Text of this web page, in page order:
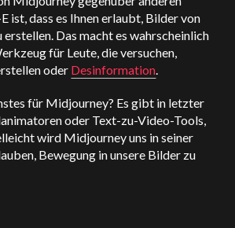
ist, dass es Ihnen erlaubt, Bilder von
erstellen. Das macht es wahrscheinlich
für Leute, die versuchen,
oder Desinformation.
für Midjourney? Es gibt in letzter
oder Text-zu-Video-Tools,
wird Midjourney uns in seiner
Bewegung in unsere Bilder zu